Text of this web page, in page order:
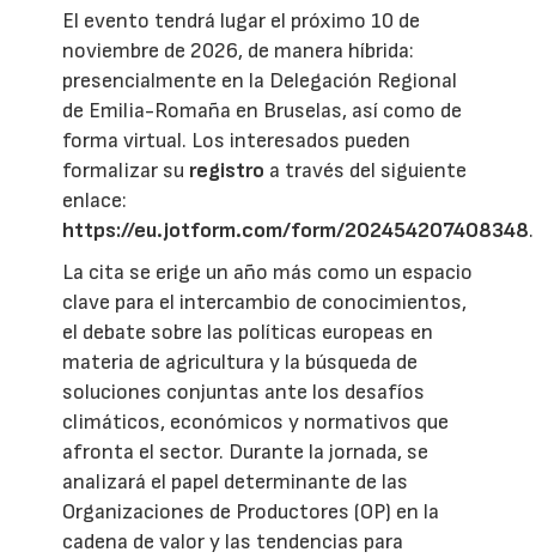
El evento tendrá lugar el próximo 10 de
noviembre de 2026, de manera híbrida:
presencialmente en la Delegación Regional
de Emilia-Romaña en Bruselas, así como de
forma virtual. Los interesados pueden
formalizar su registro a través del siguiente
enlace:
https://eu.jotform.com/form/202454207408348.
La cita se erige un año más como un espacio
clave para el intercambio de conocimientos,
el debate sobre las políticas europeas en
materia de agricultura y la búsqueda de
soluciones conjuntas ante los desafíos
climáticos, económicos y normativos que
afronta el sector. Durante la jornada, se
analizará el papel determinante de las
Organizaciones de Productores (OP) en la
cadena de valor y las tendencias para